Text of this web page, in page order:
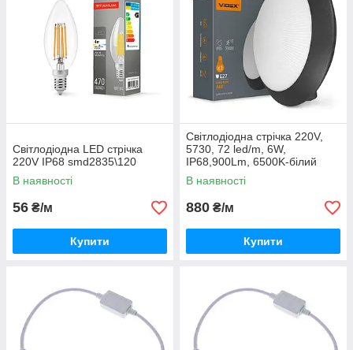
Світлодіодна LED стрічка
220V IP68 smd2835\120
В наявності
56 ₴/м
Купити
Світлодіодна стрічка 220V,
5730, 72 led/m, 6W,
IP68,900Lm, 6500K-білий
холодний, Standart
В наявності
880 ₴/м
Купити